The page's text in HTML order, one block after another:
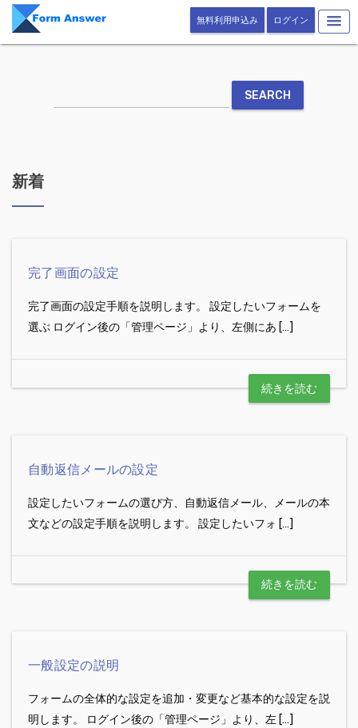
無料利用申込み ログイン
新着
完了画面の設定
完了画面の設定手順を説明します。 設定したいフォームを
選ぶ ログイン後の「管理ページ」より、左側にあ […]
続きを読む
自動返信メールの設定
設定したいフォームの選び方、自動返信メール、メールの本
文などの設定手順を説明します。 設定したいフォ […]
続きを読む
一般設定の説明
フォームの全体的な設定を追加・変更など基本的な設定を説
明します。 ログイン後の「管理ページ」より、左 […]